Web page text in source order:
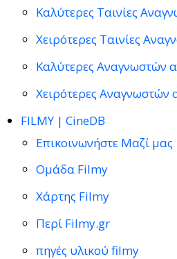
Καλύτερες Ταινίες
Χειρότερες Ταινίες
Καλύτερες Αναγνωστών
Χειρότερες Αναγνωστών
FILMY | CineDB
Επικοινωνήστε Μαζί μας
Ομάδα Filmy
Χάρτης Filmy
Περί Filmy.gr
πηγές υλικού filmy